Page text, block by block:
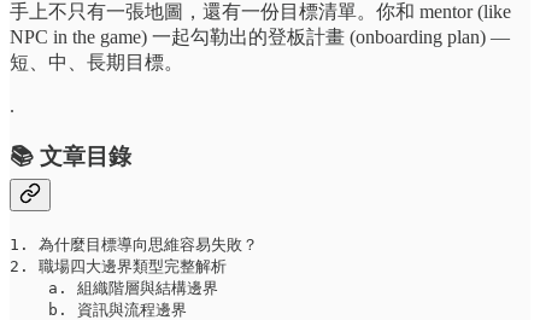
手上不只有一張地圖，還有一份目標清單。你和 mentor (like
NPC in the game) 一起勾勒出的登板計畫 (onboarding plan) —
短、中、長期目標。
.
📚 文章目錄
1. 為什麼目標導向思維容易失敗？
2. 職場四大邊界類型完整解析
    a. 組織階層與結構邊界
    b. 資訊與流程邊界